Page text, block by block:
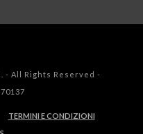
- All Rights Reserved -
TERMINI E CONDIZIONI